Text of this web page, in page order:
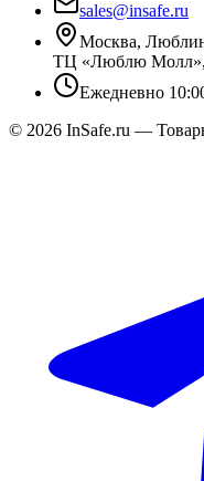
sales@insafe.ru
Москва,
ТЦ «Люблю Молл»,
Ежедневно
© 2026 InSafe.ru —